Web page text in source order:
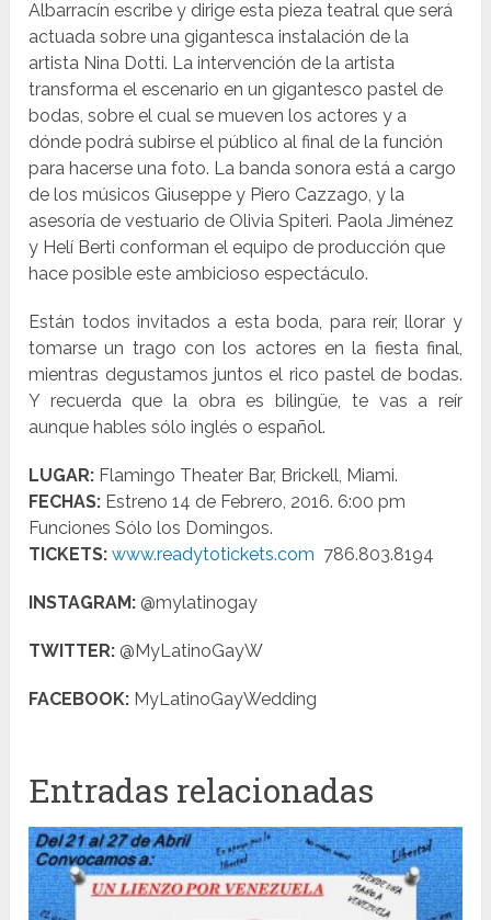
Albarracín escribe y dirige esta pieza teatral que será
actuada sobre una gigantesca instalación de la
artista Nina Dotti. La intervención de la artista
transforma el escenario en un gigantesco pastel de
bodas, sobre el cual se mueven los actores y a
dónde podrá subirse el público al final de la función
para hacerse una foto. La banda sonora está a cargo
de los músicos Giuseppe y Piero Cazzago, y la
asesoría de vestuario de Olivia Spiteri. Paola Jiménez
y Helí Berti conforman el equipo de producción que
hace posible este ambicioso espectáculo.
Están todos invitados a esta boda, para reír, llorar y
tomarse un trago con los actores en la fiesta final,
mientras degustamos juntos el rico pastel de bodas.
Y recuerda que la obra es bilingüe, te vas a reír
aunque hables sólo inglés o español.
LUGAR: Flamingo Theater Bar, Brickell, Miami.
FECHAS: Estreno 14 de Febrero, 2016. 6:00 pm
Funciones Sólo los Domingos.
TICKETS: www.readytotickets.com 786.803.8194
INSTAGRAM: @mylatinogay
TWITTER: @MyLatinoGayW
FACEBOOK: MyLatinoGayWedding
Entradas relacionadas